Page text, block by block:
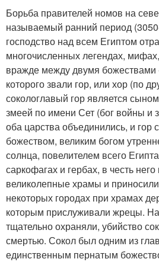
Борьба правителей номов на
называемый ранний период
господство над всем Египтом
многочисленных легендах,
вражде между двумя божествами
которого звали гор, или хор (по
сокологлавый гор является
змеей по имени Сет (бог войны и
оба царства объединились, и гор
божеством, великим богом
солнца, повелителем всего
саркофагах и гербах, в честь
великолепные храмы и
некоторых городах при храмах
которым прислуживали жрецы.
тщательно охраняли, убийство
смертью. Сокол был одним из
единственным пернатым